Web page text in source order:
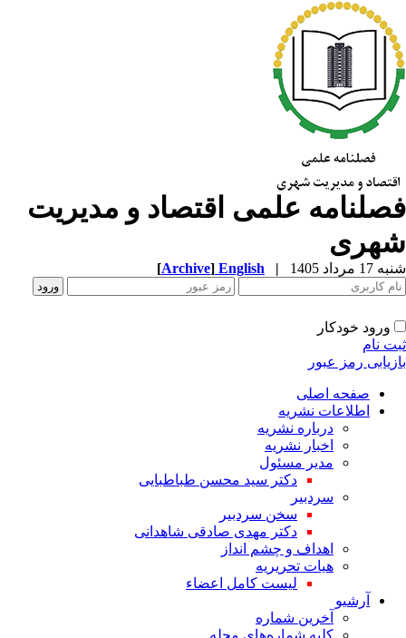
علمی اقتصاد و مدیریت
مرداد 1405 |
English
[Archive]
ورود خودکار
نام
رمز عبور
صفحه اصلی
اطلاعات نشریه
درباره نشریه
اخبار نشریه
مدیر مسئول
دکتر سید محسن طباطبایی
سردبیر
سخن سردبیر
دکتر مهدی صادقی شاهدانی
اهداف و چشم انداز
هیات تحریریه
لیست کامل اعضاء
آرشیو
آخرین شماره
کلیه شماره‌های مجله